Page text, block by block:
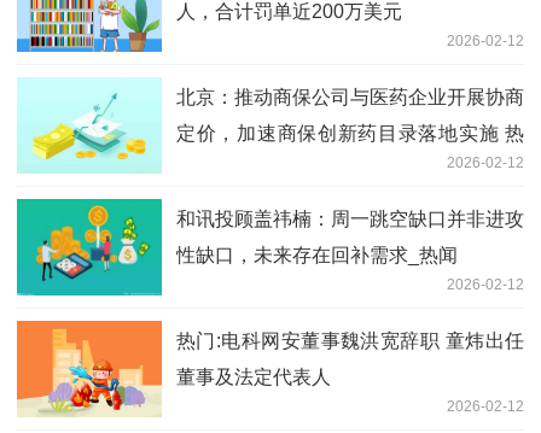
人，合计罚单近200万美元
2026-02-12
北京：推动商保公司与医药企业开展协商
定价，加速商保创新药目录落地实施 热
2026-02-12
和讯投顾盖祎楠：周一跳空缺口并非进攻
性缺口，未来存在回补需求_热闻
2026-02-12
热门:电科网安董事魏洪宽辞职 童炜出任
董事及法定代表人
2026-02-12